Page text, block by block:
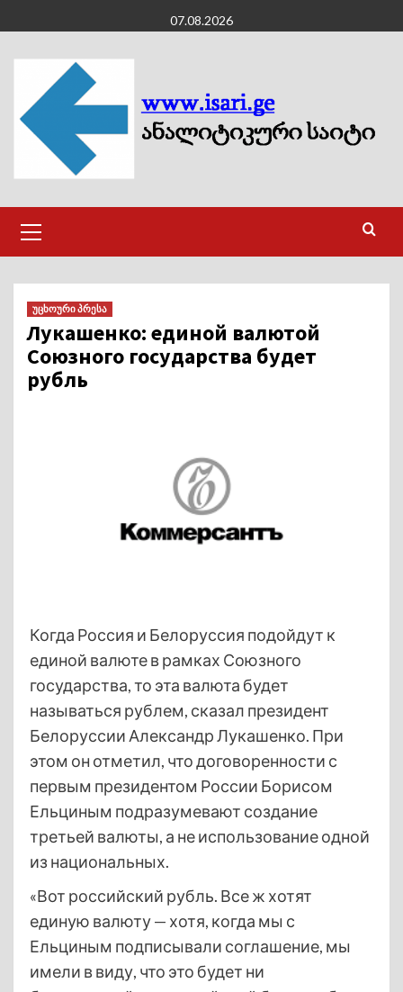
to
content
07.08.2026
Menu
უცხოური პრესა
Лукашенко: единой валютой
Союзного государства будет
рубль
Когда Россия и Белоруссия подойдут к
единой валюте в рамках Союзного
государства, то эта валюта будет
называться рублем, сказал президент
Белоруссии Александр Лукашенко. При
этом он отметил, что договоренности с
первым президентом России Борисом
Ельциным подразумевают создание
третьей валюты, а не использование одной
из национальных.
«Вот российский рубль. Все ж хотят
единую валюту — хотя, когда мы с
Ельциным подписывали соглашение, мы
имели в виду, что это будет ни